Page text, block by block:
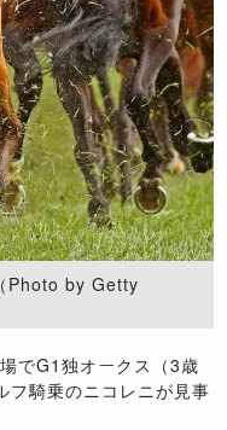
Photo by Getty
でG1独オークス（3歳
騎乗のニコレニが見事